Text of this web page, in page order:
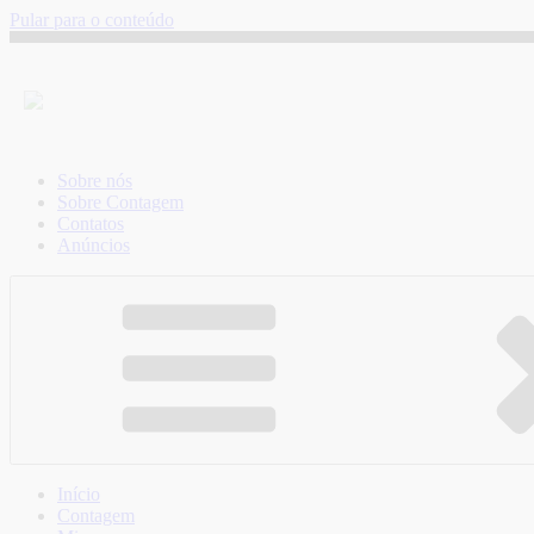
Pular para o conteúdo
Sobre nós
Sobre Contagem
Contatos
Anúncios
Início
Contagem